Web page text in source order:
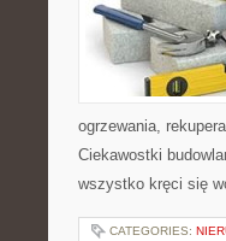
ogrzewania,
Ciekawostki
wszystko kręci się
CATEGORIES: